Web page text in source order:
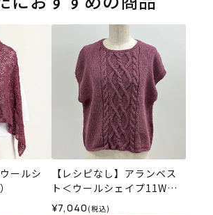
ールシ
【レシピなし】アランベス
ト＜ウールシェイプ11W＞
（編み物 材料セット）
¥7,040 (税込)